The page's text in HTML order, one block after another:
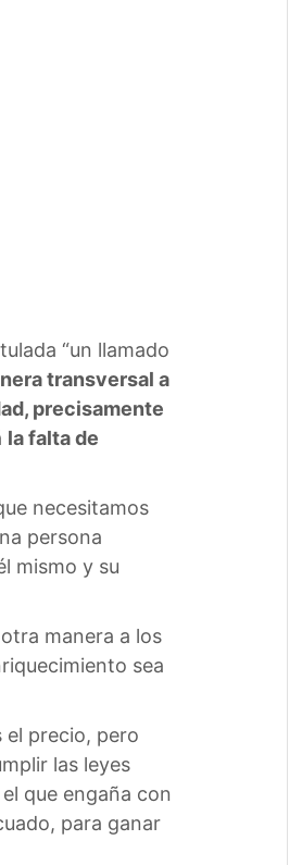
“un llamado
transversal a
precisamente
la falta de
necesitamos
persona
mismo y su
manera a los
sea
el precio, pero
las leyes
que engaña con
para ganar